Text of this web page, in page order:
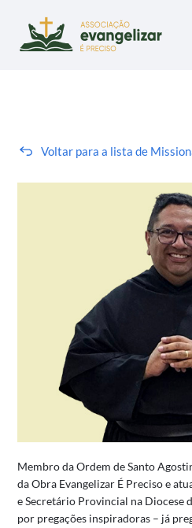
Voltar para a lista de
Membro da Ordem de Santo
da Obra Evangelizar É Preciso e
e Secretário Provincial na Diocese
por pregações inspiradoras – já